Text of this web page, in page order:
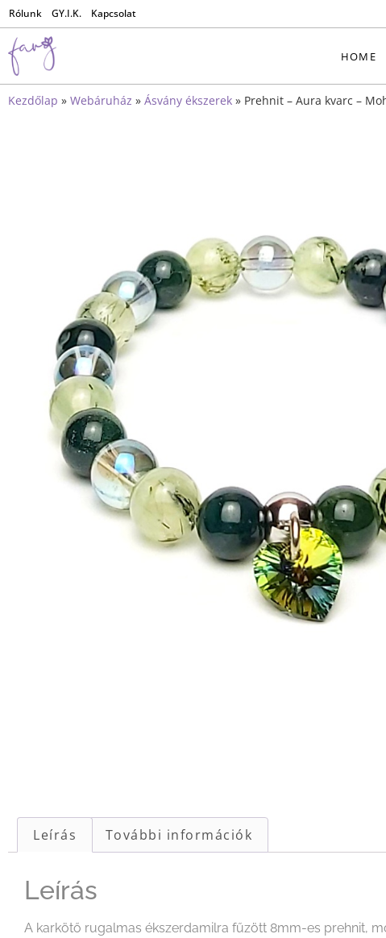
Rólunk GY.I.K. Kapcsolat
HOME
Kezdőlap » Webáruház » Ásvány ékszerek » Prehnit – Aura kvarc –
Leírás További információk
Leírás
A karkötő rugalmas ékszerdamilra fűzött 8mm-es prehnit,